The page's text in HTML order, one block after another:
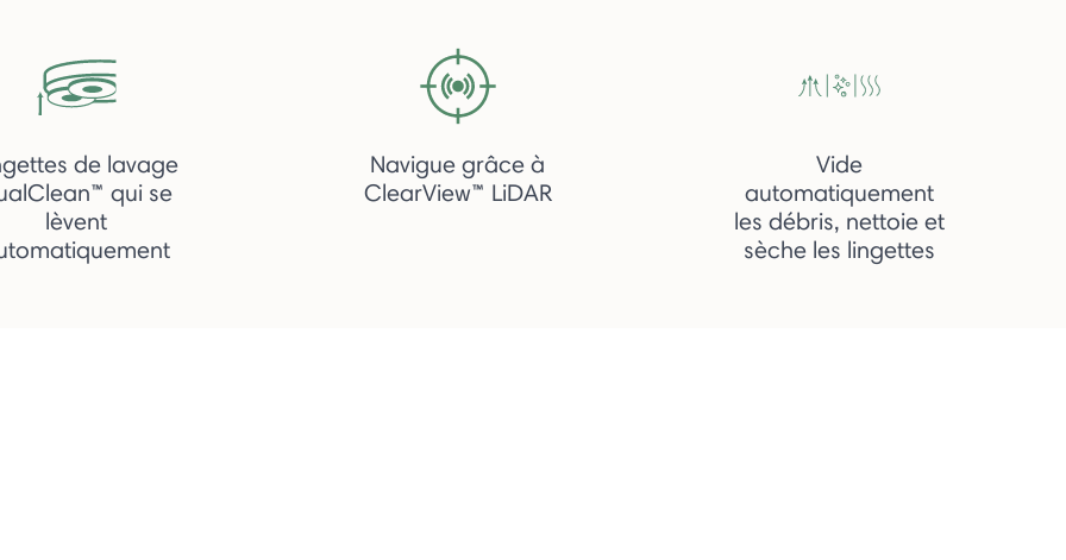
de lavage
qui se
lèvent
Navigue grâce à
ClearView™ LiDAR
Vide
automatiquement
les débris, nettoie et
sèche les lingettes